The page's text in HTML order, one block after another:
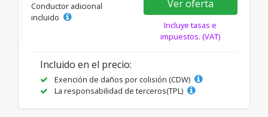
Conductor adicional
incluido
Ver oferta
Incluye tasas e
impuestos. (VAT)
Incluido en el precio:
Exención de daños por colisión (CDW)
La responsabilidad de terceros(TPL)